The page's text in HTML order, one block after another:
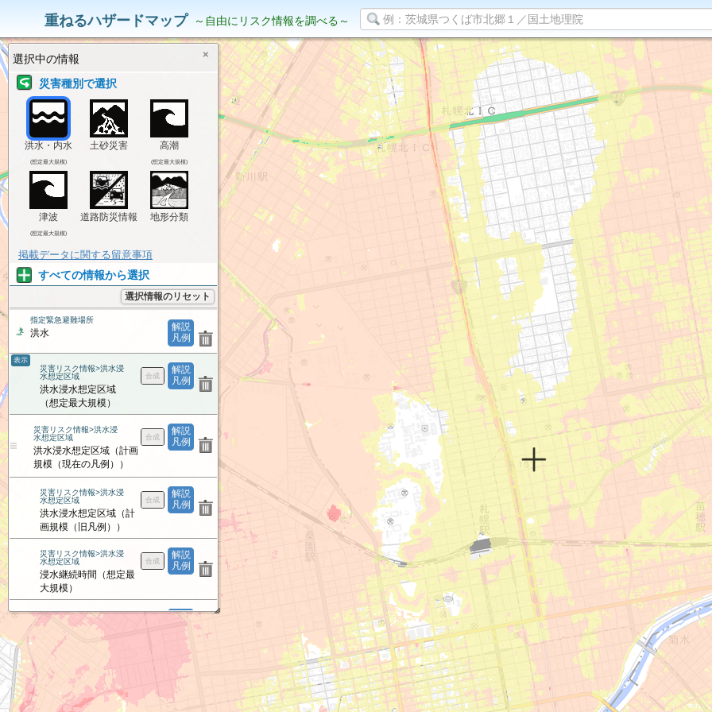
重ねるハザードマップ ～自由にリスク情報を調べる～
災害リスク情報
選択中の情報 ×
災害種別で選択
洪水・内水
(想定最大規模)
土砂災害 高潮
(想定最大規模)
津波
(想定最大規模)
道路防災情報 地形分類
掲載データに関する留意事項
すべての情報から選択
選択情報のリセット
解説
凡例
指定緊急避難場所
洪水
解説
凡例
表示
災害リスク情報>洪水浸
水想定区域
洪水浸水想定区域
（想定最大規模）
解説
凡例
災害リスク情報>洪水浸
水想定区域
洪水浸水想定区域（計画
規模（現在の凡例））
解説
凡例
災害リスク情報>洪水浸
水想定区域
洪水浸水想定区域（計
画規模（旧凡例））
解説
凡例
災害リスク情報>洪水浸
水想定区域
浸水継続時間（想定最
大規模）
解説
凡例
災害リスク情報>洪水浸
水想定区域
家屋倒壊等氾濫想定区
域（氾濫流）
解説
凡例
災害リスク情報>洪水浸
水想定区域
家屋倒壊等氾濫想定区